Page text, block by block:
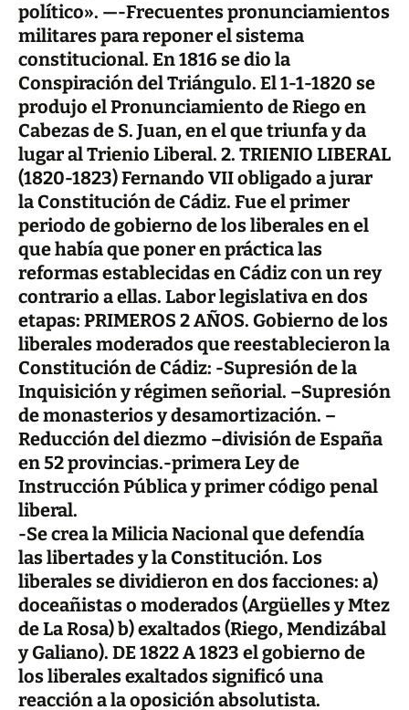
político». —-Frecuentes pronunciamientos
militares para reponer el sistema
constitucional. En 1816 se dio la
Conspiración del Triángulo. El 1-1-1820 se
produjo el Pronunciamiento de Riego en
Cabezas de S. Juan, en el que triunfa y da
lugar al Trienio Liberal. 2. TRIENIO LIBERAL
(1820-1823) Fernando VII obligado a jurar
la Constitución de Cádiz. Fue el primer
periodo de gobierno de los liberales en el
que había que poner en práctica las
reformas establecidas en Cádiz con unrey
contrario a ellas. Labor legislativa en dos
etapas: PRIMEROS 2 AÑOS. Gobierno de los
liberales moderados que reestablecieron la
Constitución de Cádiz: -Supresión de la
Inquisición y régimen señorial. –Supresión
de monasterios y desamortización. –
Reducción del diezmo –división de España
en 52 provincias.-primera Ley de
Instrucción Pública y primer código penal
liberal.
-Se crea la Milicia Nacional que defendía
las libertades y la Constitución. Los
liberales se dividieron en dos facciones: a)
doceañistas o moderados (Argüelles y Mtez
de La Rosa) b) exaltados (Riego, Mendizábal
y Galiano). DE 1822 A 1823 el gobierno de
los liberales exaltados significó una
reacción a la oposiciónabsolutista.